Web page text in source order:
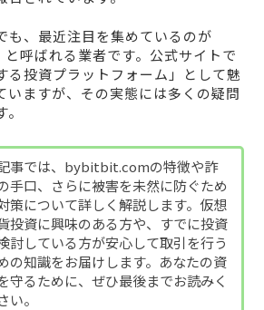
も、最近注目を集めているのが
と呼ばれる業者です。公式サイトで
る投資プラットフォーム」として魅
いますが、その実態には多くの疑問
事では、bybitbit.comの特徴や詐
手口、さらに被害を未然に防ぐため
策について詳しく解説します。仮想
投資に興味のある方や、すでに投資
討している方が安心して取引を行う
の知識をお届けします。あなたの資
守るために、ぜひ最後までお読みく
い。